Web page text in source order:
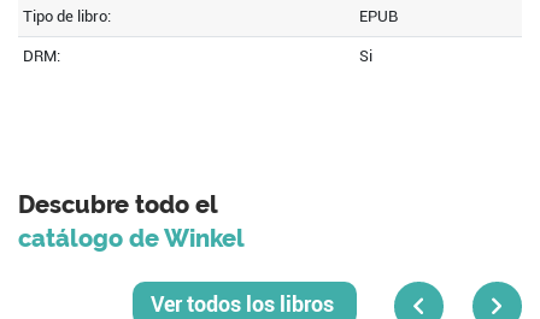
Tipo de libro: EPUB
DRM: Si
Descubre todo el
catálogo de Winkel
Ver todos los libros